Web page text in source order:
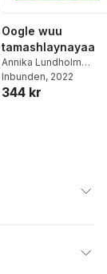
Oogle wuu
tamashlaynayaa
Annika Lundholm
Moberg
Inbunden, 2022
344 kr